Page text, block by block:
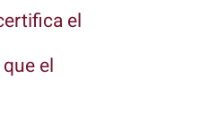
el
el